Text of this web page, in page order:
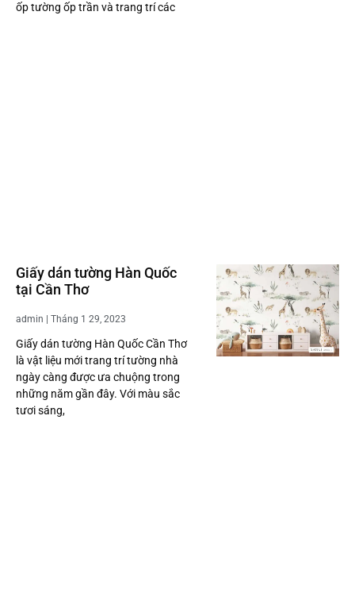
ốp tường ốp trần và trang trí các
Giấy dán tường Hàn Quốc
tại Cần Thơ
admin Tháng 1 29, 2023
Giấy dán tường Hàn Quốc Cần Thơ
là vật liệu mới trang trí tường nhà
ngày càng được ưa chuộng trong
những năm gần đây. Với màu sắc
tươi sáng,